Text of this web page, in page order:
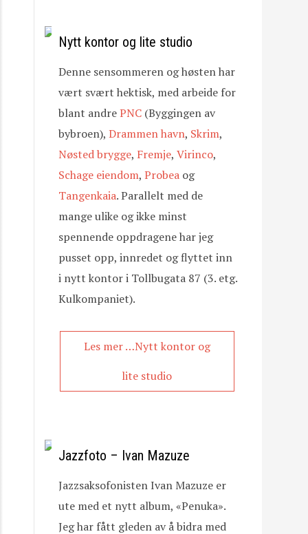
Nytt kontor og lite studio
Denne sensommeren og høsten har
vært svært hektisk, med arbeide for
blant andrePNC (Byggingen av
bybroen), Drammen havn, Skrim,
Nøsted brygge, Fremje, Virinco,
Schage eiendom, Probea og
Tangenkaia. Parallelt med de
mange ulike og ikke minst
spennende oppdragene har jeg
pusset opp, innredet og flyttet inn
i nytt kontor i Tollbugata 87 (3. etg.
Kulkompaniet).
Les mer …Nytt kontor og
lite studio
Jazzfoto – Ivan Mazuze
Jazzsaksofonisten Ivan Mazuze er
ute med et nytt album, «Penuka».
Jeg har fått gleden av å bidra med